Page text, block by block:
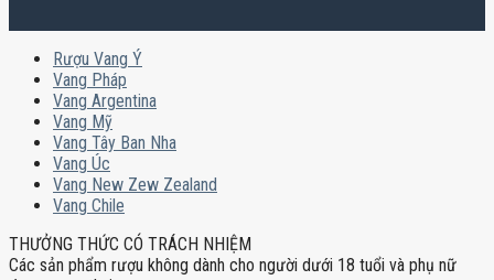
Rượu Vang Ý
Vang Pháp
Vang Argentina
Vang Mỹ
Vang Tây Ban Nha
Vang Úc
Vang New Zew Zealand
Vang Chile
THƯỞNG THỨC CÓ TRÁCH NHIỆM
Các sản phẩm rượu không dành cho người dưới 18 tuổi và phụ nữ